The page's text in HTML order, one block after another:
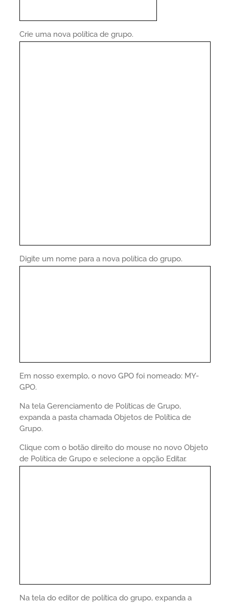
Crie uma nova política de grupo.
Digite um nome para a nova política do grupo.
Em nosso exemplo, o novo GPO foi nomeado: MY-
GPO.
Na tela Gerenciamento de Políticas de Grupo,
expanda a pasta chamada Objetos de Política de
Grupo.
Clique com o botão direito do mouse no novo Objeto
de Política de Grupo e selecione a opção Editar.
Na tela do editor de política do grupo, expanda a